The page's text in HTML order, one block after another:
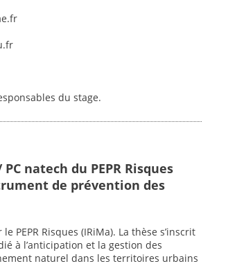
du stage.
PC natech du PEPR Risques
de prévention des
Risques (IRiMa). La thèse s’inscrit
à l’anticipation et la gestion des
naturel dans les territoires urbains